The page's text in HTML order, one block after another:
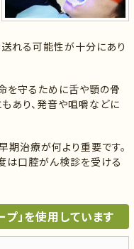
れる可能性が十分にあり
を守るために舌や顎の骨
あり、発音や咀嚼などに
期治療が何より重要です。
は口腔がん検診を受ける
」を使用しています